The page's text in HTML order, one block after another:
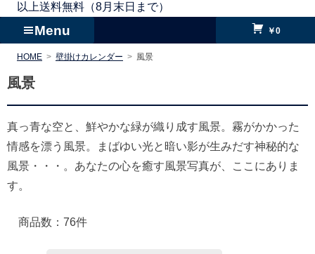
ッ
以上送料無料（8月末日まで）
Menu ￥0
HOME 壁掛けカレンダー 風景
風景
真っ青な空と、鮮やかな緑が織り成す風景。霧がかかった
情感を漂う風景。まばゆい光と暗い影が生みだす神秘的な
風景・・・。あなたの心を癒す風景写真が、ここにありま
す。
商品数：76件